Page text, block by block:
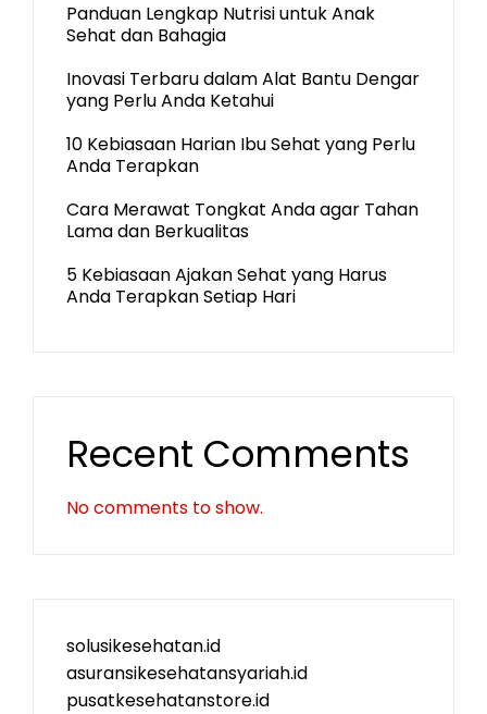
Panduan Lengkap Nutrisi untuk Anak
Sehat dan Bahagia
Inovasi Terbaru dalam Alat Bantu Dengar
yang Perlu Anda Ketahui
10 Kebiasaan Harian Ibu Sehat yang Perlu
Anda Terapkan
Cara Merawat Tongkat Anda agar Tahan
Lama dan Berkualitas
5 Kebiasaan Ajakan Sehat yang Harus
Anda Terapkan Setiap Hari
Recent Comments
No comments to show.
solusikesehatan.id
asuransikesehatansyariah.id
pusatkesehatanstore.id